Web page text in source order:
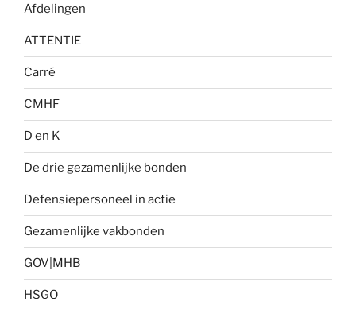
Afdelingen
ATTENTIE
Carré
CMHF
D en K
De drie gezamenlijke bonden
Defensiepersoneel in actie
Gezamenlijke vakbonden
GOV|MHB
HSGO